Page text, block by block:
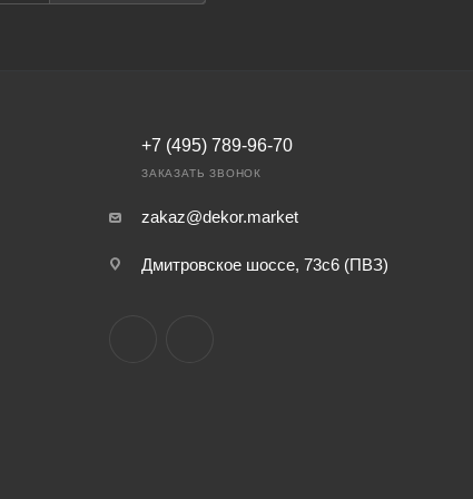
+7 (495) 789-96-70
ЗАКАЗАТЬ ЗВОНОК
zakaz@dekor.market
Дмитровское шоссе, 73с6 (ПВЗ)